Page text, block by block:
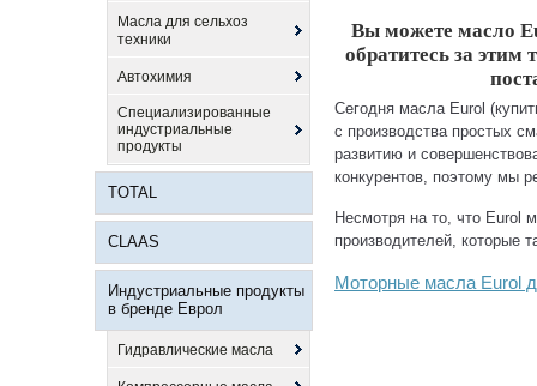
Масла для сельхоз
техники
Автохимия
Специализированные
индустриальные
продукты
TOTAL
CLAAS
Индустриальные продукты
в бренде Еврол
Гидравлические масла
Вы можете масло
обратитесь за
Сегодня масла Eurol
с производства простых
развитию и
конкурентов, поэтому мы
Несмотря на то, что Eurol
производителей, которые
Моторные масла Eurol